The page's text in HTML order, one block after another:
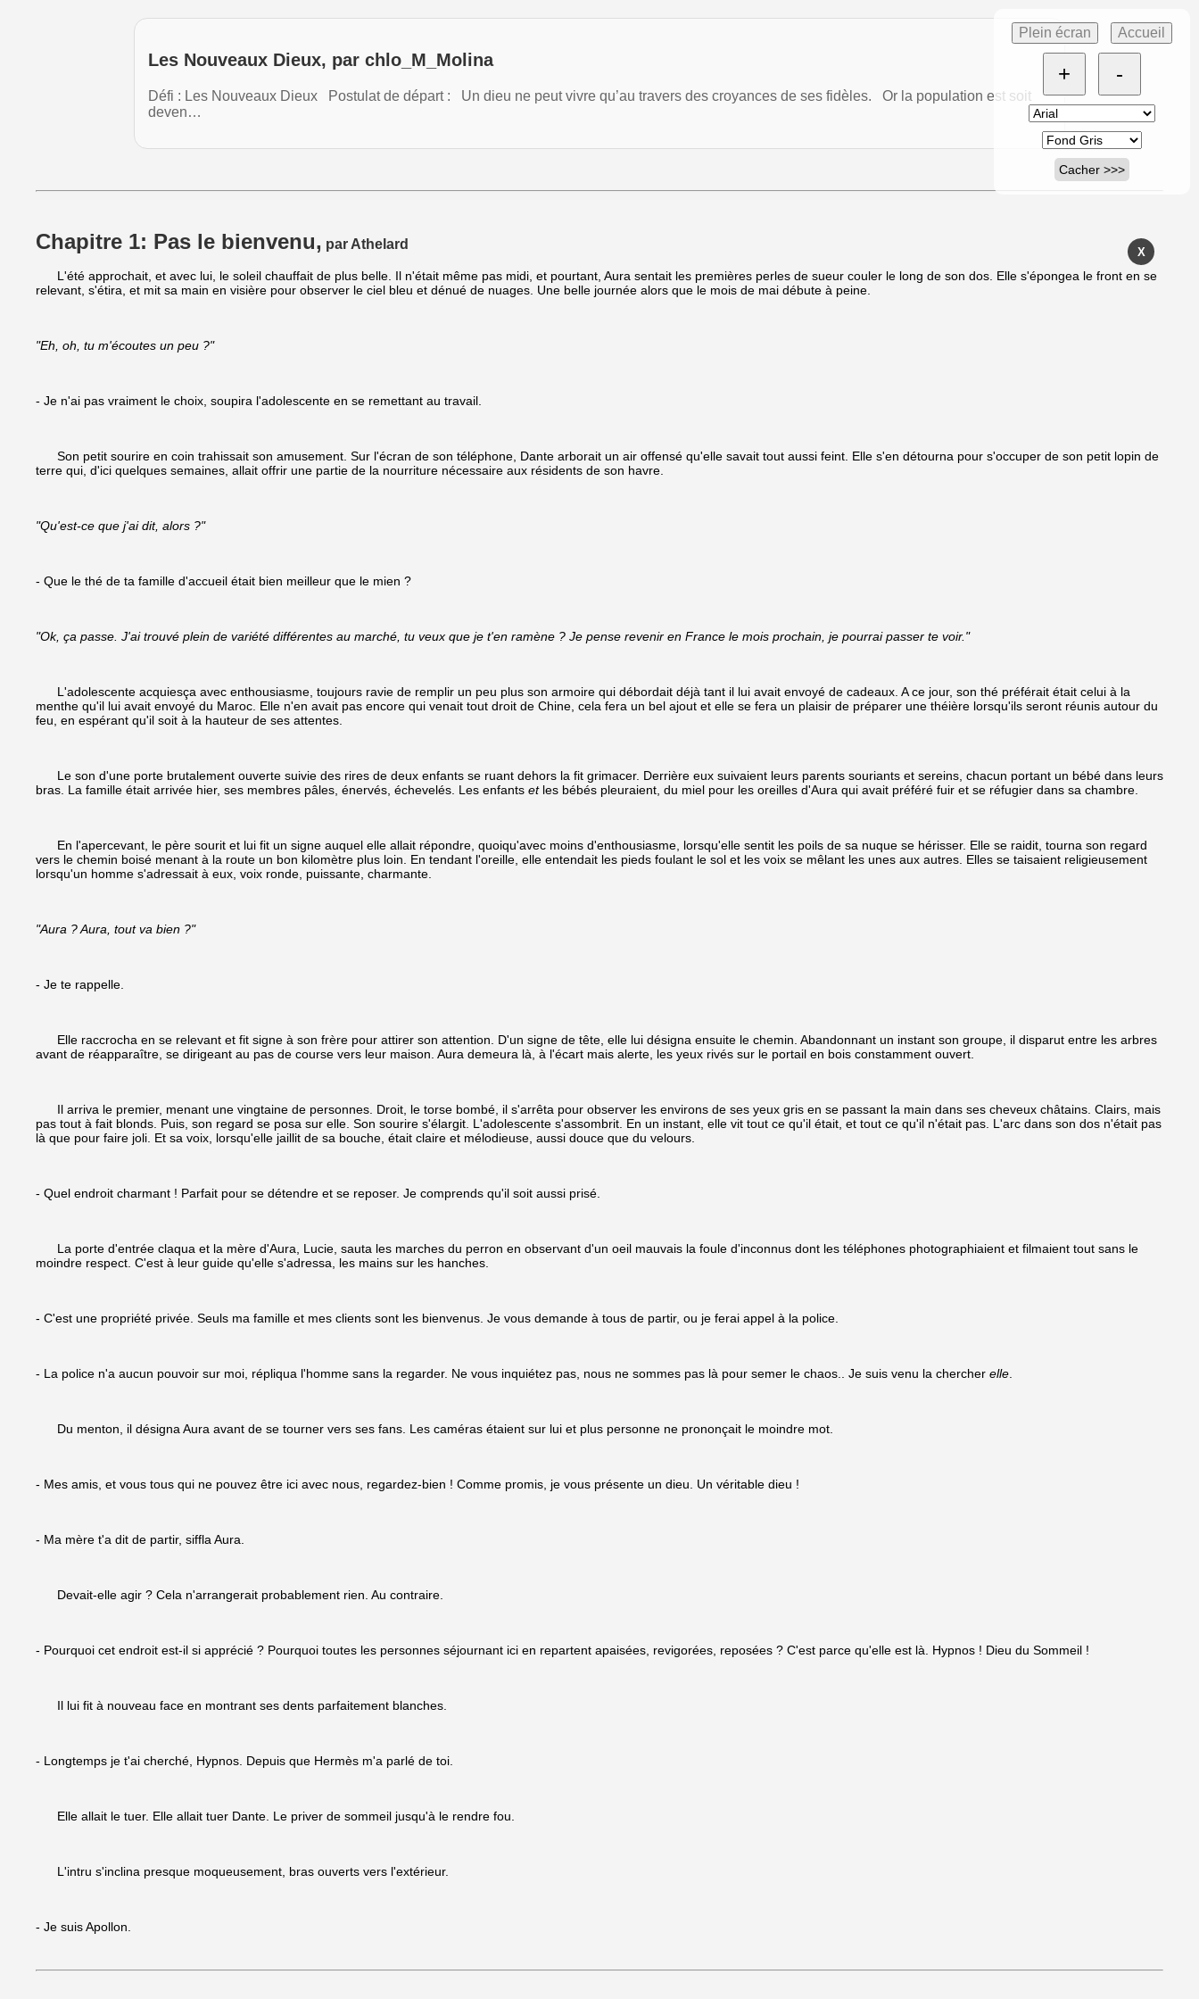
Plein écran Accueil
+ -
Cacher >>>
Les Nouveaux Dieux, par chlo_M_Molina
Défi : Les Nouveaux Dieux Postulat de départ : Un dieu ne peut vivre qu’au travers des croyances de ses fidèles. Or la population est soit
deven…
X
Chapitre 1: Pas le bienvenu, par Athelard
L'été approchait, et avec lui, le soleil chauffait de plus belle. Il n'était même pas midi, et pourtant, Aura sentait les premières perles de sueur couler le long de son dos. Elle s'épongea le front en se
relevant, s'étira, et mit sa main en visière pour observer le ciel bleu et dénué de nuages. Une belle journée alors que le mois de mai débute à peine.
"Eh, oh, tu m'écoutes un peu ?"
- Je n'ai pas vraiment le choix, soupira l'adolescente en se remettant au travail.
Son petit sourire en coin trahissait son amusement. Sur l'écran de son téléphone, Dante arborait un air offensé qu'elle savait tout aussi feint. Elle s'en détourna pour s'occuper de son petit lopin de
terre qui, d'ici quelques semaines, allait offrir une partie de la nourriture nécessaire aux résidents de son havre.
"Qu'est-ce que j'ai dit, alors ?"
- Que le thé de ta famille d'accueil était bien meilleur que le mien ?
"Ok, ça passe. J'ai trouvé plein de variété différentes au marché, tu veux que je t'en ramène ? Je pense revenir en France le mois prochain, je pourrai passer te voir."
L'adolescente acquiesça avec enthousiasme, toujours ravie de remplir un peu plus son armoire qui débordait déjà tant il lui avait envoyé de cadeaux. A ce jour, son thé préférait était celui à la
menthe qu'il lui avait envoyé du Maroc. Elle n'en avait pas encore qui venait tout droit de Chine, cela fera un bel ajout et elle se fera un plaisir de préparer une théière lorsqu'ils seront réunis autour du
feu, en espérant qu'il soit à la hauteur de ses attentes.
Le son d'une porte brutalement ouverte suivie des rires de deux enfants se ruant dehors la fit grimacer. Derrière eux suivaient leurs parents souriants et sereins, chacun portant un bébé dans leurs
bras. La famille était arrivée hier, ses membres pâles, énervés, échevelés. Les enfants etles bébés pleuraient, du miel pour les oreilles d'Aura qui avait préféré fuir et se réfugier dans sa chambre.
En l'apercevant, le père sourit et lui fit un signe auquel elle allait répondre, quoiqu'avec moins d'enthousiasme, lorsqu'elle sentit les poils de sa nuque se hérisser. Elle se raidit, tourna son regard
vers le chemin boisé menant à la route un bon kilomètre plus loin. En tendant l'oreille, elle entendait les pieds foulant le sol et les voix se mêlant les unes aux autres. Elles se taisaient religieusement
lorsqu'un homme s'adressait à eux, voix ronde, puissante, charmante.
"Aura ? Aura, tout va bien ?"
- Je te rappelle.
Elle raccrocha en se relevant et fit signe à son frère pour attirer son attention. D'un signe de tête, elle lui désigna ensuite le chemin. Abandonnant un instant son groupe, il disparut entre les arbres
avant de réapparaître, se dirigeant au pas de course vers leur maison. Aura demeura là, à l'écart mais alerte, les yeux rivés sur le portail en bois constamment ouvert.
Il arriva le premier, menant une vingtaine de personnes. Droit, le torse bombé, il s'arrêta pour observer les environs de ses yeux gris en se passant la main dans ses cheveux châtains. Clairs, mais
pas tout à fait blonds. Puis, son regard se posa sur elle. Son sourire s'élargit. L'adolescente s'assombrit. En un instant, elle vit tout ce qu'il était, et tout ce qu'il n'était pas. L'arc dans son dos n'était pas
là que pour faire joli. Et sa voix, lorsqu'elle jaillit de sa bouche, était claire et mélodieuse, aussi douce que du velours.
- Quel endroit charmant ! Parfait pour se détendre et se reposer. Je comprends qu'il soit aussi prisé.
La porte d'entrée claqua et la mère d'Aura, Lucie, sauta les marches du perron en observant d'un oeil mauvais la foule d'inconnus dont les téléphones photographiaient et filmaient tout sans le
moindre respect. C'est à leur guide qu'elle s'adressa, les mains sur les hanches.
- C'est une propriété privée. Seuls ma famille et mes clients sont les bienvenus. Je vous demande à tous de partir, ou je ferai appel à la police.
- La police n'a aucun pouvoir sur moi, répliqua l'homme sans la regarder. Ne vous inquiétez pas, nous ne sommes pas là pour semer le chaos.. Je suis venu la chercher elle
Du menton, il désigna Aura avant de se tourner vers ses fans. Les caméras étaient sur lui et plus personne ne prononçait le moindre mot.
- Mes amis, et vous tous qui ne pouvez être ici avec nous, regardez-bien ! Comme promis, je vous présente un dieu. Un véritable dieu !
- Ma mère t'a dit de partir, siffla Aura.
Devait-elle agir ? Cela n'arrangerait probablement rien. Au contraire.
- Pourquoi cet endroit est-il si apprécié ? Pourquoi toutes les personnes séjournant ici en repartent apaisées, revigorées, reposées ? C'est parce qu'elle est là. Hypnos ! Dieu du Sommeil !
Il lui fit à nouveau face en montrant ses dents parfaitement blanches.
- Longtemps je t'ai cherché, Hypnos. Depuis que Hermès m'a parlé de toi.
Elle allait le tuer. Elle allait tuer Dante. Le priver de sommeil jusqu'à le rendre fou.
L'intru s'inclina presque moqueusement, bras ouverts vers l'extérieur.
- Je suis Apollon.